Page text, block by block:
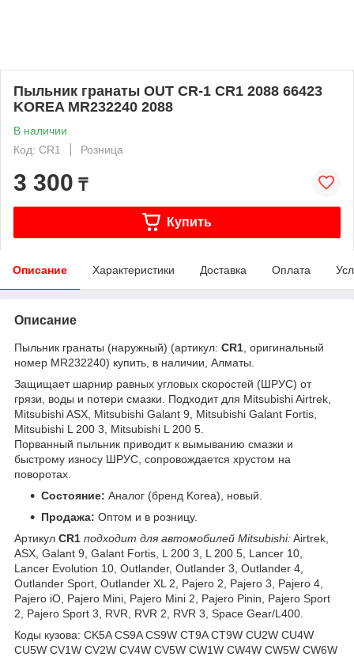
Пыльник гранаты OUT CR-1 CR1 2088 66423
KOREA MR232240 2088
В наличии
Код: CR1
Розница
3 300 ₸
Купить
Описание Характеристики Доставка Оплата
Описание
Пыльник гранаты (наружный) (артикул: CR1 , оригинальный
номер MR232240) купить, в наличии, Алматы.
Защищает шарнир равных угловых скоростей (ШРУС) от
грязи, воды и потери смазки. Подходит для Mitsubishi Airtrek,
Mitsubishi ASX, Mitsubishi Galant 9, Mitsubishi Galant Fortis,
Mitsubishi L 200 3, Mitsubishi L 200 5.
Порванный пыльник приводит к вымыванию смазки и
быстрому износу ШРУС, сопровождается хрустом на
поворотах.
Состояние: Аналог (бренд Korea), новый.
Продажа: Оптом и в розницу.
Артикул CR1 подходит для автомобилей Mitsubishi:Airtrek,
ASX, Galant 9, Galant Fortis, L 200 3, L 200 5, Lancer 10,
Lancer Evolution 10, Outlander, Outlander 3, Outlander 4,
Outlander Sport, Outlander XL 2, Pajero 2, Pajero 3, Pajero 4,
Pajero iO, Pajero Mini, Pajero Mini 2, Pajero Pinin, Pajero Sport
2, Pajero Sport 3, RVR, RVR 2, RVR 3, Space Gear/L400.
Коды кузова: CK5A CS9A CS9W CT9A CT9W CU2W CU4W
CU5W CV1W CV2W CV4W CV5W CW1W CW4W CW5W CW6W